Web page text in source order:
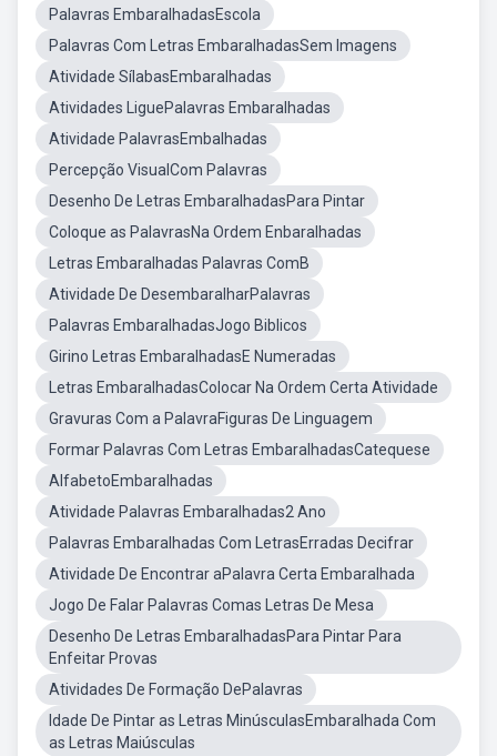
Palavras EmbaralhadasEscola
Palavras Com Letras EmbaralhadasSem Imagens
Atividade SílabasEmbaralhadas
Atividades LiguePalavras Embaralhadas
Atividade PalavrasEmbalhadas
Percepção VisualCom Palavras
Desenho De Letras EmbaralhadasPara Pintar
Coloque as PalavrasNa Ordem Enbaralhadas
Letras Embaralhadas Palavras ComB
Atividade De DesembaralharPalavras
Palavras EmbaralhadasJogo Biblicos
Girino Letras EmbaralhadasE Numeradas
Letras EmbaralhadasColocar Na Ordem Certa Atividade
Gravuras Com a PalavraFiguras De Linguagem
Formar Palavras Com Letras EmbaralhadasCatequese
AlfabetoEmbaralhadas
Atividade Palavras Embaralhadas2 Ano
Palavras Embaralhadas Com LetrasErradas Decifrar
Atividade De Encontrar aPalavra Certa Embaralhada
Jogo De Falar Palavras Comas Letras De Mesa
Desenho De Letras EmbaralhadasPara Pintar Para
Enfeitar Provas
Atividades De Formação DePalavras
Idade De Pintar as Letras MinúsculasEmbaralhada Com
as Letras Maiúsculas